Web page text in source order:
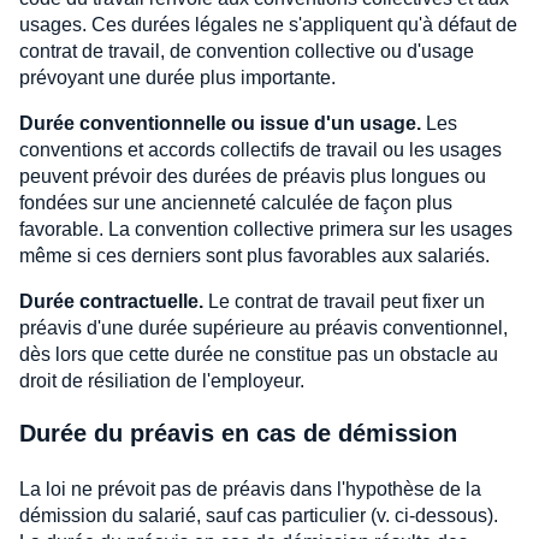
usages. Ces durées légales ne s'appliquent qu'à défaut de
contrat de travail, de convention collective ou d'usage
prévoyant une durée plus importante.
Durée conventionnelle ou issue d'un usage. Les
conventions et accords collectifs de travail ou les usages
peuvent prévoir des durées de préavis plus longues ou
fondées sur une ancienneté calculée de façon plus
favorable. La convention collective primera sur les usages
même si ces derniers sont plus favorables aux salariés.
Durée contractuelle. Le contrat de travail peut fixer un
préavis d'une durée supérieure au préavis conventionnel,
dès lors que cette durée ne constitue pas un obstacle au
droit de résiliation de l'employeur.
Durée du préavis en cas de démission
La loi ne prévoit pas de préavis dans l'hypothèse de la
démission du salarié, sauf cas particulier (v. ci-dessous).